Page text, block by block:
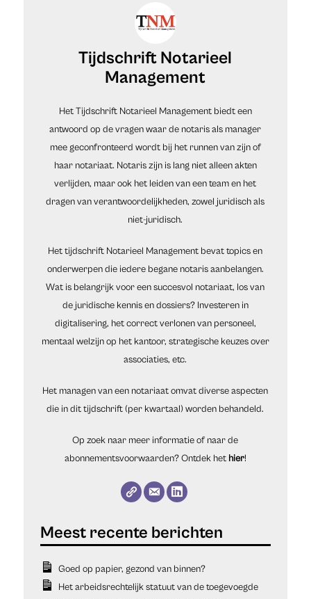
Tijdschrift Notarieel
Management
Het Tijdschrift Notarieel Management biedt een
antwoord op de vragen waar de notaris als manager
mee geconfronteerd wordt bij het runnen van zijn of
haar notariaat. Notaris zijn is lang niet alleen akten
verlijden, maar ook het leiden van een team en het
dragen van verantwoordelijkheden, zowel juridisch als
niet-juridisch.
Het tijdschrift Notarieel Management bevat topics en
onderwerpen die iedere begane notaris aanbelangen.
Wat is belangrijk voor een succesvol notariaat, los van
de juridische kennis en dossiers? Investeren in
digitalisering, het correct verlonen van personeel,
mentaal welzijn op het kantoor, strategische keuzes over
associaties, etc.
Het managen van een notariaat omvat diverse aspecten
die in dit tijdschrift (per kwartaal) worden behandeld.
Op zoek naar meer informatie of naar de
abonnementsvoorwaarden? Ontdek het hier!
Goed op papier, gezond van binnen?
Het arbeidsrechtelijk statuut van de toegevoegde